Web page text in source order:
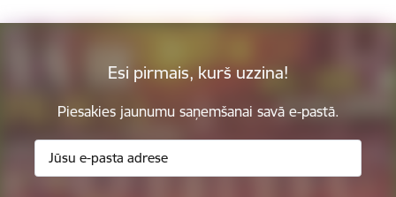
Esi pirmais, kurš uzzina!
Piesakies jaunumu saņemšanai savā e-pastā.